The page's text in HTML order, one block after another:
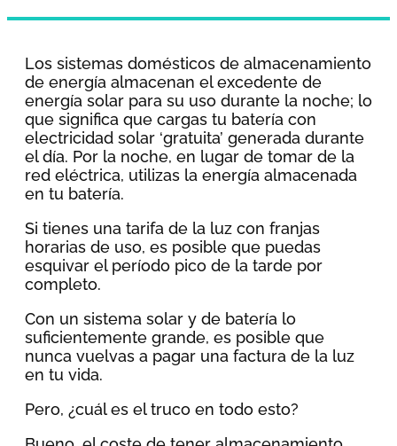
Los sistemas domésticos de almacenamiento
de energía almacenan el excedente de
energía solar para su uso durante la noche; lo
que significa que cargas tu batería con
electricidad solar ‘gratuita’ generada durante
el día. Por la noche, en lugar de tomar de la
red eléctrica, utilizas la energía almacenada
en tu batería.
Si tienes una tarifa de la luz con franjas
horarias de uso, es posible que puedas
esquivar el período pico de la tarde por
completo.
Con un sistema solar y de batería lo
suficientemente grande, es posible que
nunca vuelvas a pagar una factura de la luz
en tu vida.
Pero, ¿cuál es el truco en todo esto?